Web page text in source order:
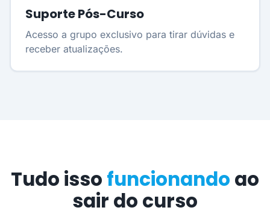
Suporte Pós-Curso
Acesso a grupo exclusivo para tirar dúvidas e
receber atualizações.
Tudo isso funcionando ao
sair do curso